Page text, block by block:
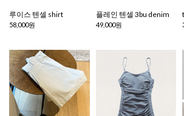
루이스 텐셀 shirt
58,000원
플레인 텐셀 3bu denim
49,000원